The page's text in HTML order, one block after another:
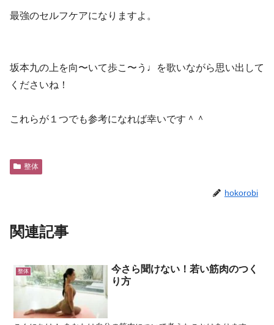
最強のセルフケアになりますよ。
坂本九の上を向〜いて歩こ〜う♩を歌いながら思い出して
くださいね！
これらが１つでも参考になれば幸いです＾＾
整体
hokorobi
関連記事
整体
今さら聞けない！若い筋肉のつく
り方